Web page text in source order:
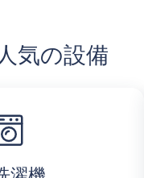
気の設備